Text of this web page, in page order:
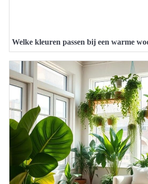
Welke kleuren passen bij een warme